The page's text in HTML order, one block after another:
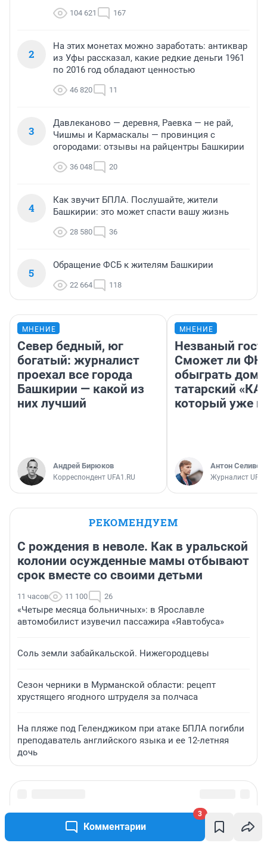
Комментарии
3
104 621 167
2
На этих монетах можно заработать: антиквар
из Уфы рассказал, какие редкие деньги 1961
по 2016 год обладают ценностью
46 820 11
3
Давлеканово — деревня, Раевка — не рай,
Чишмы и Кармаскалы — провинция с
огородами: отзывы на райцентры Башкирии
36 048 20
4
Как звучит БПЛА. Послушайте, жители
Башкирии: это может спасти вашу жизнь
28 580 36
5
Обращение ФСБ к жителям Башкирии
22 664 118
МНЕНИЕ
Север бедный, юг
богатый: журналист
проехал все города
Башкирии — какой из
них лучший
Андрей Бирюков
Корреспондент UFA1.RU
МНЕНИЕ
Незваный
Сможет ли ФК
обыграть дома
татарский
который уже
Антон
Журналист
РЕКОМЕНДУЕМ
С рождения в неволе. Как в уральской
колонии осужденные мамы отбывают
срок вместе со своими детьми
11 часов 11 100 26
«Четыре месяца больничных»: в Ярославле
автомобилист изувечил пассажира «Яавтобуса»
Соль земли забайкальской. Нижегородцевы
Сезон черники в Мурманской области: рецепт
хрустящего ягодного штруделя за полчаса
На пляже под Геленджиком при атаке БПЛА погибли
преподаватель английского языка и ее 12-летняя
дочь